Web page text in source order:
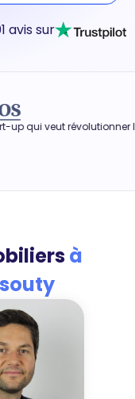
avis sur
l'agence
“Dans
à